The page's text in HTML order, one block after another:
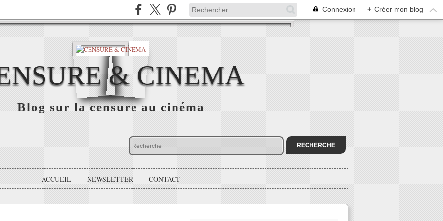
Connexion + Créer mon blog
& CINEMA
Blog sur la censure au cinéma
ACCUEIL NEWSLETTER CONTACT